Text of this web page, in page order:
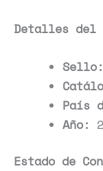
Detalles del
Sello:
País
Año:
Estado de